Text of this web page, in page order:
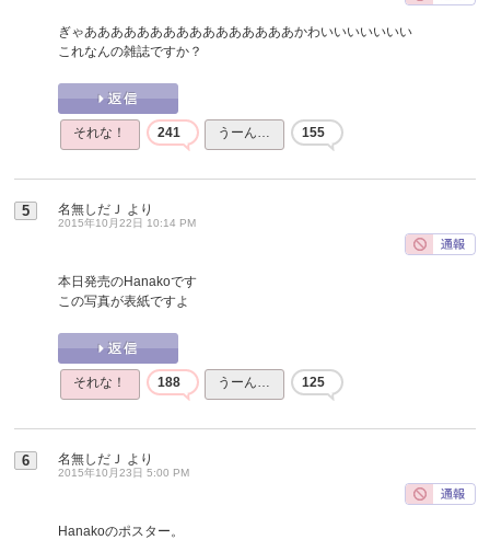
ぎゃああああああああああああああああかわいいいいいいい
これなんの雑誌ですか？
それな！ 241 うーん… 155
5 名無しだＪ より
2015年10月22日 10:14 PM
本日発売のHanakoです
この写真が表紙ですよ
それな！ 188 うーん… 125
6 名無しだＪ より
2015年10月23日 5:00 PM
Hanakoのポスター。